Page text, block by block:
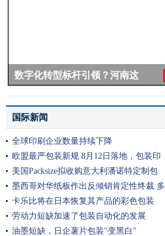
数字化转型标杆引领？河南这
国际新闻
全球印刷企业数量持续下降
欧盟最严包装新规 8月12日落地，包装印
美国Packsize拟收购意大利潘诺特定制包
墨西哥对华纸板作出反倾销肯定性终裁 多
卡乐比将在日本恢复其产品的彩色包装
劳动力短缺加速了包装自动化的发展
油墨短缺，日企薯片包装“变黑白”